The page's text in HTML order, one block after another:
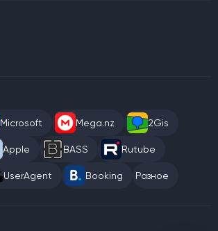
Microsoft Mega.nz 2Gis
Apple BASS Rutube
UserAgent Booking Разное